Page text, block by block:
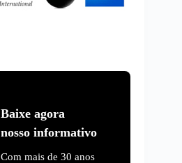
Baixe agora
nosso informativo
Com mais de 30 anos